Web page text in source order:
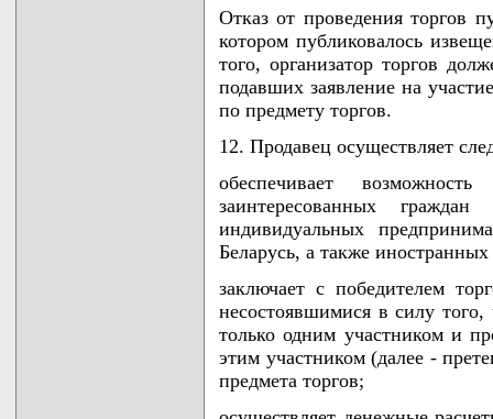
Отказ от проведения торгов
котором публиковалось
того, организатор торгов
подавших заявление на
по предмету торгов.
12. Продавец осуществляет
обеспечивает
заинтересованных
индивидуальных
Беларусь, а также
заключает с победителем
несостоявшимися в силу того,
только одним участником и
этим участником (далее -
предмета торгов;